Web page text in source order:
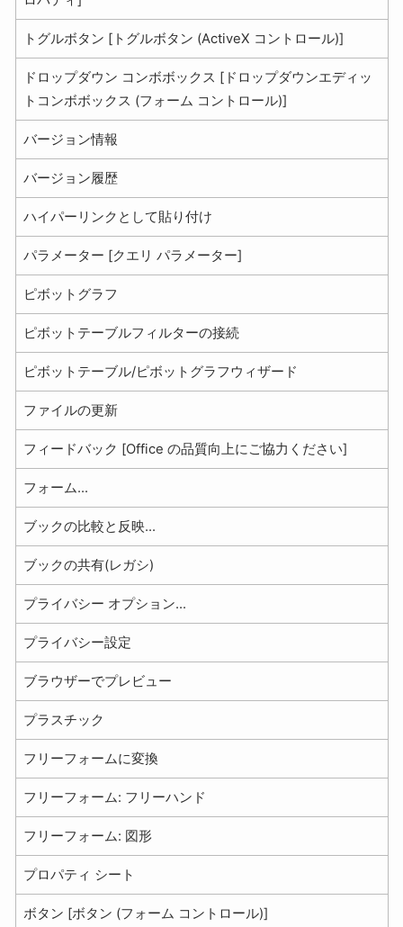
トグルボタン [トグルボタン (ActiveX コントロール)]
ドロップダウン コンボボックス [ドロップダウンエディッ
トコンボボックス (フォーム コントロール)]
バージョン情報
バージョン履歴
ハイパーリンクとして貼り付け
パラメーター [クエリ パラメーター]
ピボットグラフ
ピボットテーブルフィルターの接続
ピボットテーブル/ピボットグラフウィザード
ファイルの更新
フィードバック [Office の品質向上にご協力ください]
フォーム...
ブックの比較と反映...
ブックの共有(レガシ)
プライバシー オプション...
プライバシー設定
ブラウザーでプレビュー
プラスチック
フリーフォームに変換
フリーフォーム: フリーハンド
フリーフォーム: 図形
プロパティ シート
ボタン [ボタン (フォーム コントロール)]